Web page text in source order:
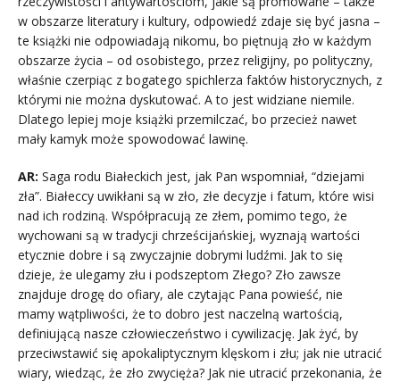
w obszarze literatury i kultury, odpowiedź zdaje się być jasna –
te książki nie odpowiadają nikomu, bo piętnują zło w każdym
obszarze życia – od osobistego, przez religijny, po polityczny,
właśnie czerpiąc z bogatego spichlerza faktów historycznych, z
którymi nie można dyskutować. A to jest widziane niemile.
Dlatego lepiej moje książki przemilczać, bo przecież nawet
mały kamyk może spowodować lawinę.
AR: Saga rodu Białeckich jest, jak Pan wspomniał, “dziejami
zła”. Białeccy uwikłani są w zło, złe decyzje i fatum, które wisi
nad ich rodziną. Współpracują ze złem, pomimo tego, że
wychowani są w tradycji chrześcijańskiej, wyznają wartości
etycznie dobre i są zwyczajnie dobrymi ludźmi. Jak to się
dzieje, że ulegamy złu i podszeptom Złego? Zło zawsze
znajduje drogę do ofiary, ale czytając Pana powieść, nie
mamy wątpliwości, że to dobro jest naczelną wartością,
definiującą nasze człowieczeństwo i cywilizację. Jak żyć, by
przeciwstawić się apokaliptycznym klęskom i złu; jak nie utracić
wiary, wiedząc, że zło zwycięża? Jak nie utracić przekonania, że